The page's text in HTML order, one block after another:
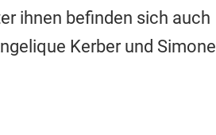
ihnen befinden sich auch
Kerber und Simone